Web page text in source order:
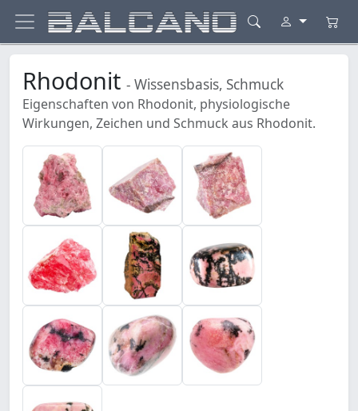
Rhodonit - Wissensbasis, Schmuck
Eigenschaften von Rhodonit, physiologische
Wirkungen, Zeichen und Schmuck aus Rhodonit.